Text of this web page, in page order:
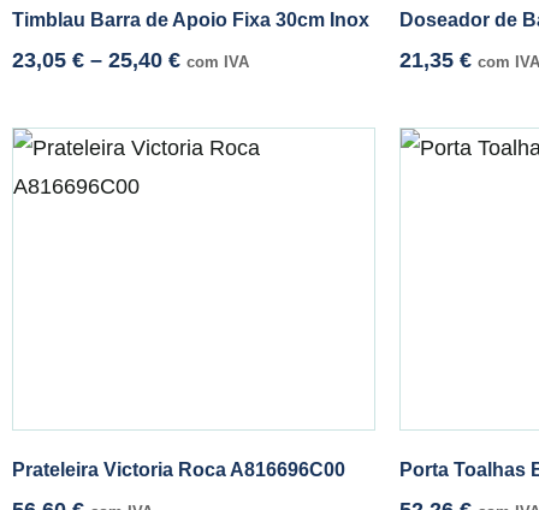
Timblau Barra de Apoio Fixa 30cm Inox
23,05 € – 25,40 € com IVA
Doseador de
21,35 € com IVA
Prateleira Victoria Roca A816696C00 Porta Toalhas